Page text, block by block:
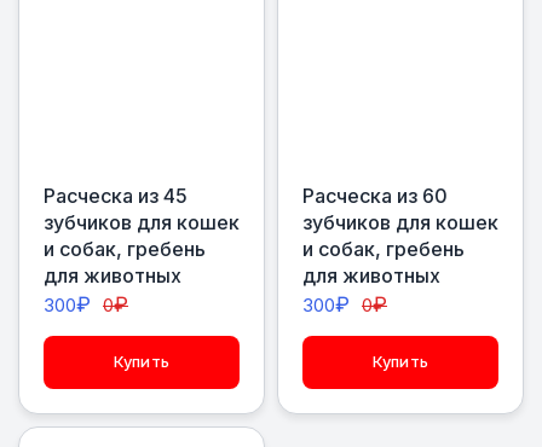
Расческа из 45
зубчиков для кошек
и собак, гребень
для животных
300₽ 0₽
Купить
Расческа из 60
зубчиков для кошек
и собак, гребень
для животных
300₽ 0₽
Купить